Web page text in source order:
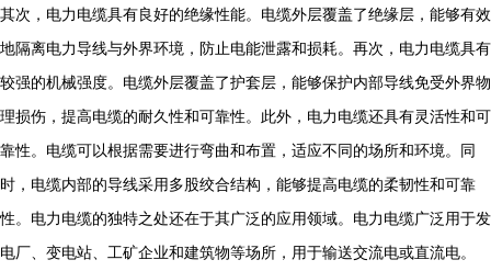
其次，电力电缆具有良好的绝缘性能。电缆外层覆盖了绝缘层，能够有效
地隔离电力导线与外界环境，防止电能泄露和损耗。再次，电力电缆具有
较强的机械强度。电缆外层覆盖了护套层，能够保护内部导线免受外界物
理损伤，提高电缆的耐久性和可靠性。此外，电力电缆还具有灵活性和可
靠性。电缆可以根据需要进行弯曲和布置，适应不同的场所和环境。同
时，电缆内部的导线采用多股绞合结构，能够提高电缆的柔韧性和可靠
性。电力电缆的独特之处还在于其广泛的应用领域。电力电缆广泛用于发
电厂、变电站、工矿企业和建筑物等场所，用于输送交流电或直流电。